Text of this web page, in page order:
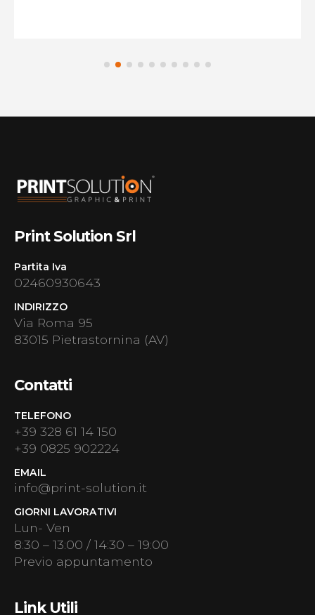
Print Solution Srl
Partita Iva
02460930643
INDIRIZZO
Via Roma 95
83015 Pietrastornina (AV)
Contatti
TELEFONO
+39 328 61 14 150
+39 0825 902224
EMAIL
info@print-solution.it
GIORNI LAVORATIVI
Lun- Ven
8:30 – 13:00 / 14:30 – 19:00
Previo appuntamento
Link Utili